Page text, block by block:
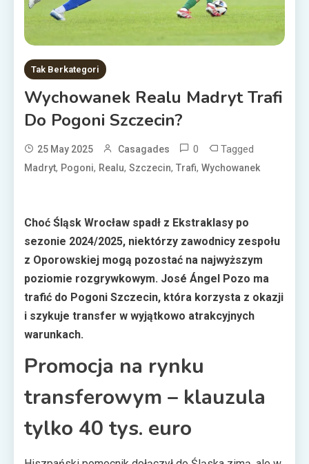
Tak Berkategori
Wychowanek Realu Madryt Trafi
Do Pogoni Szczecin?
25 May 2025 Casagades 0 Tagged
Madryt, Pogoni, Realu, Szczecin, Trafi, Wychowanek
Choć Śląsk Wrocław spadł z Ekstraklasy po
sezonie 2024/2025, niektórzy zawodnicy zespołu
z Oporowskiej mogą pozostać na najwyższym
poziomie rozgrywkowym. José Ángel Pozo ma
trafić do Pogoni Szczecin, która korzysta z okazji
i szykuje transfer w wyjątkowo atrakcyjnych
warunkach.
Promocja na rynku
transferowym – klauzula
tylko 40 tys. euro